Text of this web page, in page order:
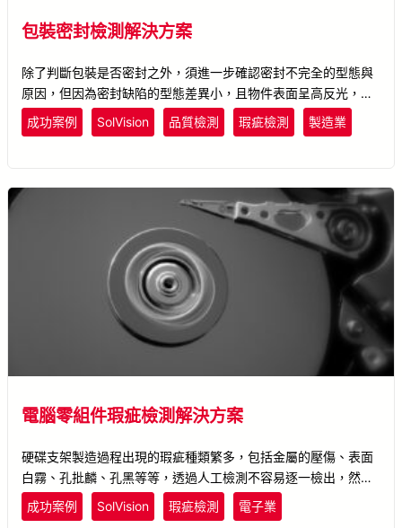
包裝密封檢測解決方案
除了判斷包裝是否密封之外，須進一步確認密封不完全的型態與
原因，但因為密封缺陷的型態差異小，且物件表面呈高反光，不
論是人眼或AOI皆不易找出缺陷並將之分類。所羅門使用
SolVision工具，由影像定義出密封完好的狀態，並與多種缺陷作
成功案例 SolVision 品質檢測 瑕疵檢測 製造業
電腦零組件瑕疵檢測解決方案
硬碟支架製造過程出現的瑕疵種類繁多，包括金屬的壓傷、表面
白霧、孔批麟、孔黑等等，透過人工檢測不容易逐一檢出，然而
微小的缺陷在組裝過程可能造成孔隙無法對齊等問題發生。使用
SolVision工具AI學習瑕疵特徵後，能夠快速檢測出硬碟金屬支架
成功案例 SolVision 瑕疵檢測 電子業